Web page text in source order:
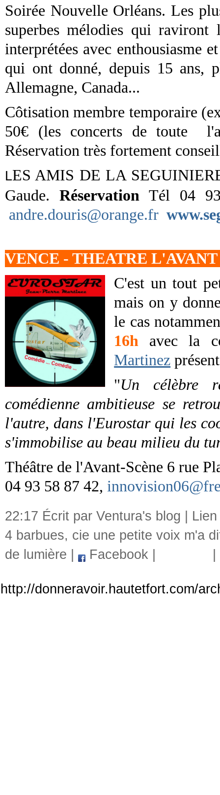
Soirée Nouvelle Orléans. Les
superbes mélodies qui raviront
interprétées avec enthousiasme
qui ont donné, depuis 15 ans,
Allemagne, Canada...
Côtisation membre temporaire
50€ (les concerts de toute
Réservation très fortement
LES AMIS DE LA
Gaude. Réservation Tél 04
andre.douris@orange.fr
VENCE - THEATRE L'AVANT
C'est un tout
mais on y
le cas
16h avec la
Martinez
"Un célèbre
comédienne ambitieuse se
l'autre, dans l'Eurostar qui les
s'immobilise au beau milieu du
Théâtre de l'Avant-Scène 6 rue
04 93 58 87 42,
22:17 Écrit par Ventura's blog |
4 barbues, cie une petite voix m'a
de lumière
Facebook
http://donneravoir.hautetfort.com/